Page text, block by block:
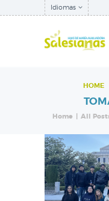
Idiomas
HOME
Home All
QUÉ
NOTICIAS